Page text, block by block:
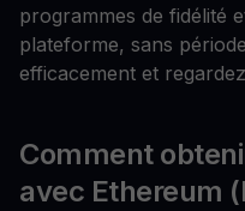
programmes de fidélité
plateforme, sans
efficacement et
Comment
avec Ethereum